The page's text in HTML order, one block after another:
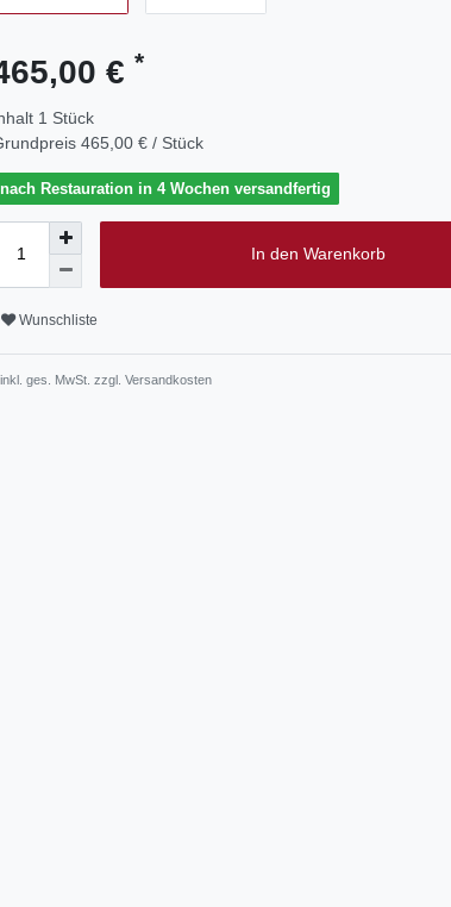
€ *
1 Stück
465,00 € / Stück
nach Restauration in 4 Wochen versandfertig
In den Warenkorb
Wunschliste
ges. MwSt. zzgl. Versandkosten